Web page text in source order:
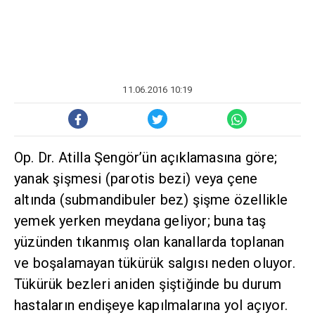
11.06.2016 10:19
Op. Dr. Atilla Şengör’ün açıklamasına göre;
yanak şişmesi (parotis bezi) veya çene
altında (submandibuler bez) şişme özellikle
yemek yerken meydana geliyor; buna taş
yüzünden tıkanmış olan kanallarda toplanan
ve boşalamayan tükürük salgısı neden oluyor.
Tükürük bezleri aniden şiştiğinde bu durum
hastaların endişeye kapılmalarına yol açıyor.